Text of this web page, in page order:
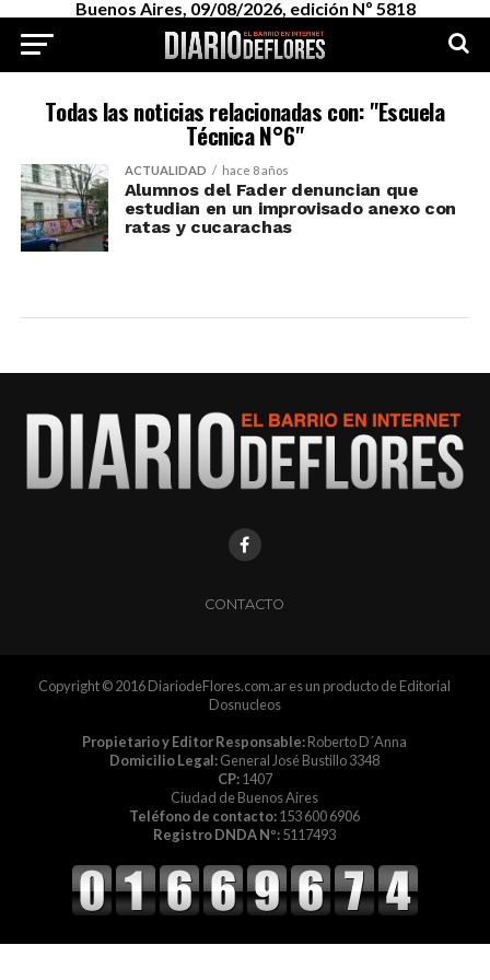
Buenos Aires, 09/08/2026, edición Nº 5818
Todas las noticias relacionadas con: "Escuela
Técnica N°6"
ACTUALIDAD hace 8 años
Alumnos del Fader denuncian que
estudian en un improvisado anexo con
ratas y cucarachas
CONTACTO
Copyright © 2016 DiariodeFlores.com.ar es un producto de Editorial
Dosnucleos
Propietario y Editor Responsable:Roberto D´Anna
Domicilio Legal:General José Bustillo 3348
CP:1407
Ciudad de Buenos Aires
Teléfono de contacto:153 600 6906
Registro DNDA Nº:5117493